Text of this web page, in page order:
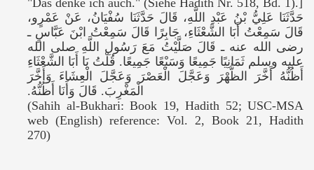
"Das denke ich auch." (Siehe Hadith Nr. 518, Bd. 1).]
حَدَّثَنَا عَلِيُّ بْنُ عَبْدِ اللَّهِ، قَالَ حَدَّثَنَا سُفْيَانُ، عَنْ عَمْرٍو،
قَالَ سَمِعْتُ أَبَا الشَّعْثَاءِ، جَابِرًا قَالَ سَمِعْتُ ابْنَ عَبَّاسٍ ـ
رضى الله عنه ـ قَالَ صَلَّيْتُ مَعَ رَسُولِ اللَّهِ صلى الله
عليه وسلم ثَمَانِيًا جَمِيعًا وَسَبْعًا جَمِيعًا‏.‏ قُلْتُ يَا أَبَا الشَّعْثَاءِ
أَظُنُّهُ أَخَّرَ الظُّهْرَ وَعَجَّلَ الْعَصْرَ وَعَجَّلَ الْعِشَاءَ وَأَخَّرَ
الْمَغْرِبَ‏.‏ قَالَ وَأَنَا أَظُنُّهُ‏.‏
(Sahih al-Bukhari: Book 19, Hadith 52; USC-MSA
web (English) reference: Vol. 2, Book 21, Hadith
270)